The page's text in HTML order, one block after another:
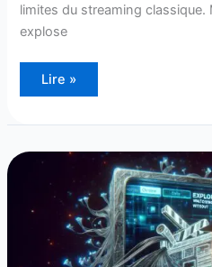
limites du streaming
explose
Lire »
Découvrez
Gratuit,
Regarder
Chaînes
Préférées
Sans
Débourser